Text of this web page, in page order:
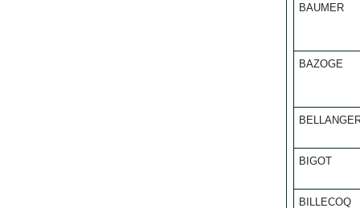
BAUMER
BAZOGE
BIGOT
BILLECOQ